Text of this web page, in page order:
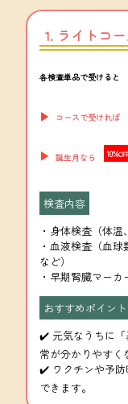
1. ライトコ
各検査単品で受けると
▶︎ コースで受ければ
▶︎ 誕生月なら 10%
検査内容
・身体検査（体温
・血液検査（血
など）
・早期腎臓マーカ
おすすめポイント
✔️ 元気なうちに「
常が分かりやすく
✔️ ワクチンや予防
できます。